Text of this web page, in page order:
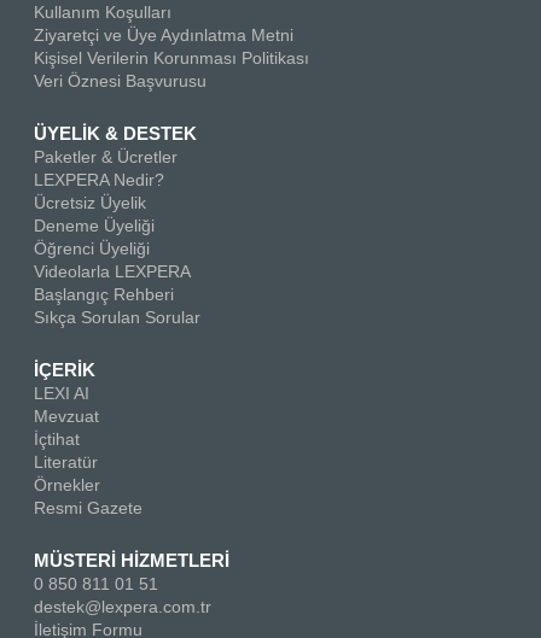
Kullanım Koşulları
Ziyaretçi ve Üye Aydınlatma Metni
Kişisel Verilerin Korunması Politikası
Veri Öznesi Başvurusu
ÜYELİK & DESTEK
Paketler & Ücretler
LEXPERA Nedir?
Ücretsiz Üyelik
Deneme Üyeliği
Öğrenci Üyeliği
Videolarla LEXPERA
Başlangıç Rehberi
Sıkça Sorulan Sorular
İÇERİK
LEXI AI
Mevzuat
İçtihat
Literatür
Örnekler
Resmi Gazete
MÜSTERİ HİZMETLERİ
0 850 811 01 51
destek@lexpera.com.tr
İletişim Formu